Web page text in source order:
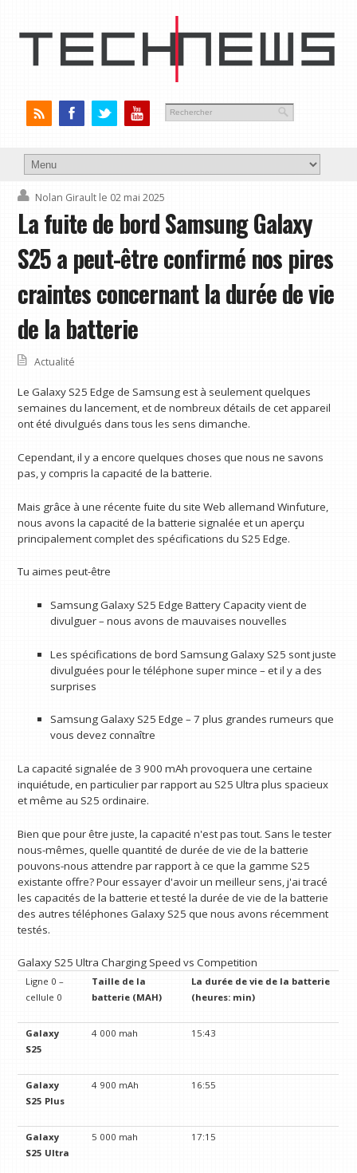
Nolan Girault le 02 mai 2025
La fuite de bord Samsung Galaxy
S25 a peut-être confirmé nos pires
craintes concernant la durée de vie
de la batterie
Actualité
Le Galaxy S25 Edge de Samsung est à seulement quelques
semaines du lancement, et de nombreux détails de cet appareil
ont été divulgués dans tous les sens dimanche.
Cependant, il y a encore quelques choses que nous ne savons
pas, y compris la capacité de la batterie.
Mais grâce à une récente fuite du site Web allemand Winfuture,
nous avons la capacité de la batterie signalée et un aperçu
principalement complet des spécifications du S25 Edge.
Tu aimes peut-être
Samsung Galaxy S25 Edge Battery Capacity vient de
divulguer – nous avons de mauvaises nouvelles
Les spécifications de bord Samsung Galaxy S25 sont juste
divulguées pour le téléphone super mince – et il y a des
surprises
Samsung Galaxy S25 Edge – 7 plus grandes rumeurs que
vous devez connaître
La capacité signalée de 3 900 mAh provoquera une certaine
inquiétude, en particulier par rapport au S25 Ultra plus spacieux
et même au S25 ordinaire.
Bien que pour être juste, la capacité n'est pas tout. Sans le tester
nous-mêmes, quelle quantité de durée de vie de la batterie
pouvons-nous attendre par rapport à ce que la gamme S25
existante offre? Pour essayer d'avoir un meilleur sens, j'ai tracé
les capacités de la batterie et testé la durée de vie de la batterie
des autres téléphones Galaxy S25 que nous avons récemment
testés.
Galaxy S25 Ultra Charging Speed ​​vs Competition
Ligne 0 –
cellule 0
Taille de la
batterie (MAH)
La durée de vie de la batterie
(heures: min)
Galaxy
S25
4 000 mah 15:43
Galaxy
S25 Plus
4 900 mAh 16:55
Galaxy
S25 Ultra
5 000 mah 17:15